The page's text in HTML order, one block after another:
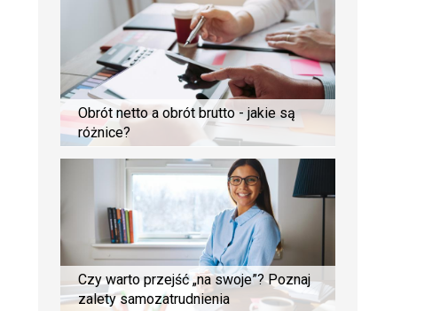
Obrót netto a obrót brutto - jakie są
różnice?
Czy warto przejść „na swoje”? Poznaj
zalety samozatrudnienia